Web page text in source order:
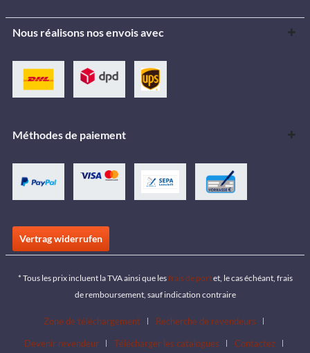
Nous réalisons nos envois avec
Méthodes de paiement
Vertrag widerrufen
* Tous les prix incluent la TVA ainsi que lesfrais de portet, le cas échéant, frais
de remboursement, sauf indication contraire
Zone de téléchargement
Recherche de revendeurs
Devenir revendeur
Télécharger les catalogues Contactez